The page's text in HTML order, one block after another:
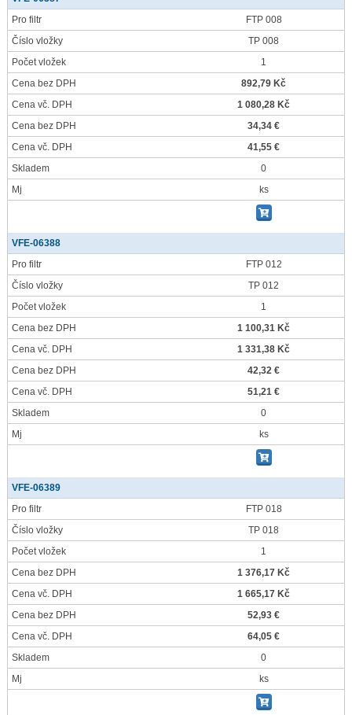
Pro filtr
FTP 008
Číslo vložky
TP 008
Počet vložek
1
Cena bez DPH
892,79 Kč
Cena vč. DPH
1 080,28 Kč
Cena bez DPH
34,34 €
Cena vč. DPH
41,55 €
Skladem
0
Mj
ks
VFE-06388
Pro filtr
FTP 012
Číslo vložky
TP 012
Počet vložek
1
Cena bez DPH
1 100,31 Kč
Cena vč. DPH
1 331,38 Kč
Cena bez DPH
42,32 €
Cena vč. DPH
51,21 €
Skladem
0
Mj
ks
VFE-06389
Pro filtr
FTP 018
Číslo vložky
TP 018
Počet vložek
1
Cena bez DPH
1 376,17 Kč
Cena vč. DPH
1 665,17 Kč
Cena bez DPH
52,93 €
Cena vč. DPH
64,05 €
Skladem
0
Mj
ks